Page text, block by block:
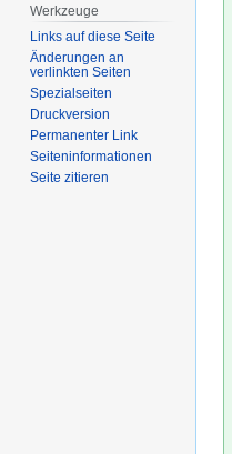
Werkzeuge
Links auf diese Seite
Änderungen an
verlinkten Seiten
Spezialseiten
Druckversion
Permanenter Link
Seiten­­informationen
Seite zitieren